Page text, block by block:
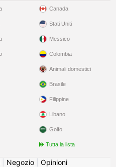
Canada
Stati Uniti
Messico
Colombia
Animali domestici
Brasile
Filippine
Libano
Golfo
Tutta la lista
| Negozio| Opinioni